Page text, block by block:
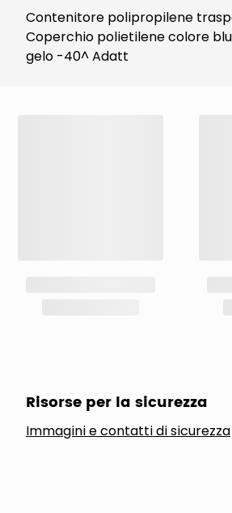
Contenitore polipropilene
Coperchio polietilene colore
gelo -40^ Adatt
Risorse per la sicurezza
Immagini e contatti di sicurezza